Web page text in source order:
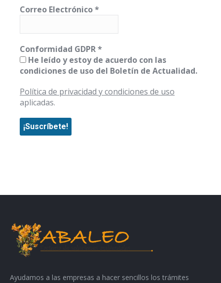
Correo Electrónico*
Conformidad GDPR*
He leído y estoy de acuerdo con las
condiciones de uso del Boletín de Actualidad.
Política de privacidad y condiciones de uso
aplicadas.
Ayudamos a las empresas a hacer sencillos los trámites